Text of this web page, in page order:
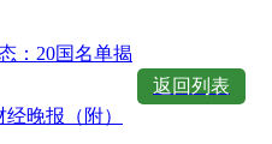
：20国名单揭
晚报（附）
返回列表